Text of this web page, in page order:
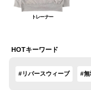
トレーナー
HOTキーワード
#リバースウィーブ #無